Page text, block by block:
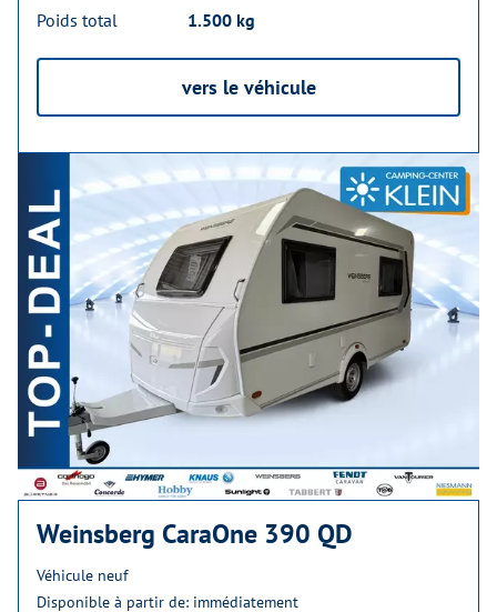
Poids total
1.500 kg
vers le véhicule
Weinsberg CaraOne 390 QD
Véhicule neuf
Disponible à partir de: immédiatement